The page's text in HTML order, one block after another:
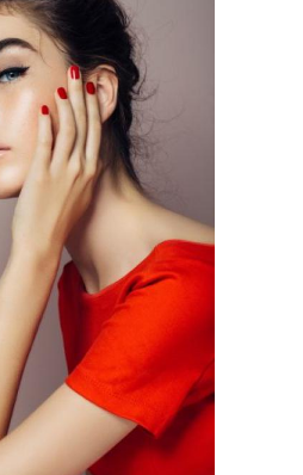
Синий платье
Бордовое платье
Платье на особый
случай
Стильный маникюр